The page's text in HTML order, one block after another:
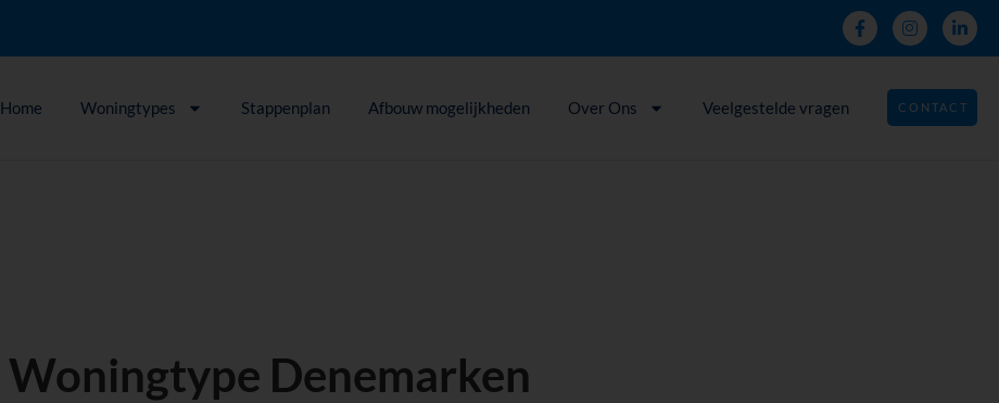
Home Woningtypes Stappenplan Afbouw mogelijkheden Over Ons Veelgestelde vragen CONTACT
Woningtype Denemarken